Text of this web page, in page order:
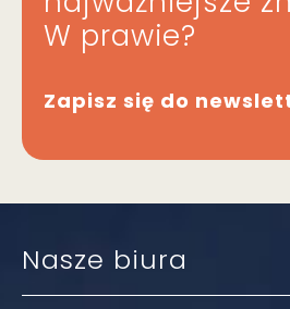
W prawie?
Zapisz się do
Nasze biura